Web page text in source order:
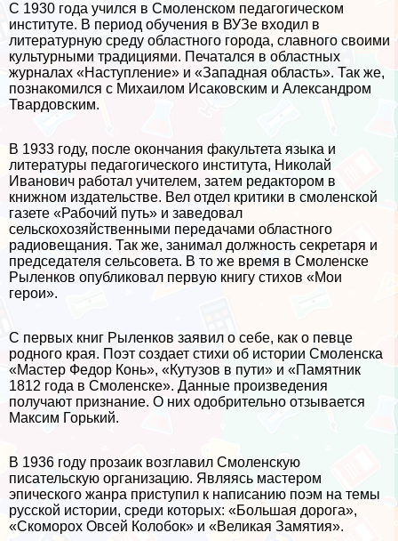
С 1930 года учился в Смоленском педагогическом
институте. В период обучения в ВУЗе входил в
литературную среду областного города, славного своими
культурными традициями. Печатался в областных
журналах «Наступление» и «Западная область». Так же,
познакомился с Михаилом Исаковским и Александром
Твардовским.
В 1933 году, после окончания факультета языка и
литературы педагогического института, Николай
Иванович работал учителем, затем редактором в
книжном издательстве. Вел отдел критики в смоленской
газете «Рабочий путь» и заведовал
сельскохозяйственными передачами областного
радиовещания. Так же, занимал должность секретаря и
председателя сельсовета. В то же время в Смоленске
Рыленков опубликовал первую книгу стихов «Мои
герои».
С первых книг Рыленков заявил о себе, как о певце
родного края. Поэт создает стихи об истории Смоленска
«Мастер Федор Конь», «Кутузов в пути» и «Памятник
1812 года в Смоленске». Данные произведения
получают признание. О них одобрительно отзывается
Максим Горький.
В 1936 году прозаик возглавил Смоленскую
писательскую организацию. Являясь мастером
эпического жанра приступил к написанию поэм на темы
русской истории, среди которых: «Большая дорога»,
«Скоморох Овсей Колобок» и «Великая Замятия».